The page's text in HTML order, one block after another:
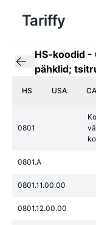
Tariffy
HS-koodid -
pähklid;
HS USA CA
0801
0801.A
0801.11.00.00
0801.12.00.00